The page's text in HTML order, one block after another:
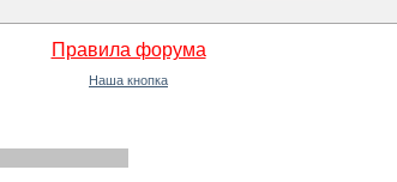
Правила форума
Наша кнопка